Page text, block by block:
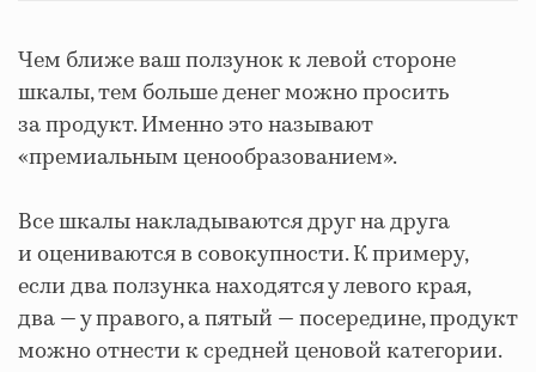
Чем ближе ваш ползунок к левой стороне
шкалы, тем больше денег можно просить
за продукт. Именно это называют
«премиальным ценообразованием».
Все шкалы накладываются друг на друга
и оцениваются в совокупности. К примеру,
если два ползунка находятся у левого края,
два — у правого, а пятый — посередине, продукт
можно отнести к средней ценовой категории.